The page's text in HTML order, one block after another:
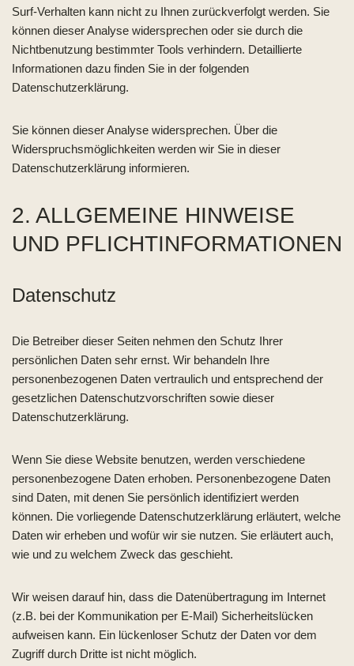
Surf-Verhalten kann nicht zu Ihnen zurückverfolgt werden. Sie
können dieser Analyse widersprechen oder sie durch die
Nichtbenutzung bestimmter Tools verhindern. Detaillierte
Informationen dazu finden Sie in der folgenden
Datenschutzerklärung.
Sie können dieser Analyse widersprechen. Über die
Widerspruchsmöglichkeiten werden wir Sie in dieser
Datenschutzerklärung informieren.
2. ALLGEMEINE HINWEISE
UND PFLICHTINFORMATIONEN
Datenschutz
Die Betreiber dieser Seiten nehmen den Schutz Ihrer
persönlichen Daten sehr ernst. Wir behandeln Ihre
personenbezogenen Daten vertraulich und entsprechend der
gesetzlichen Datenschutzvorschriften sowie dieser
Datenschutzerklärung.
Wenn Sie diese Website benutzen, werden verschiedene
personenbezogene Daten erhoben. Personenbezogene Daten
sind Daten, mit denen Sie persönlich identifiziert werden
können. Die vorliegende Datenschutzerklärung erläutert, welche
Daten wir erheben und wofür wir sie nutzen. Sie erläutert auch,
wie und zu welchem Zweck das geschieht.
Wir weisen darauf hin, dass die Datenübertragung im Internet
(z.B. bei der Kommunikation per E-Mail) Sicherheitslücken
aufweisen kann. Ein lückenloser Schutz der Daten vor dem
Zugriff durch Dritte ist nicht möglich.